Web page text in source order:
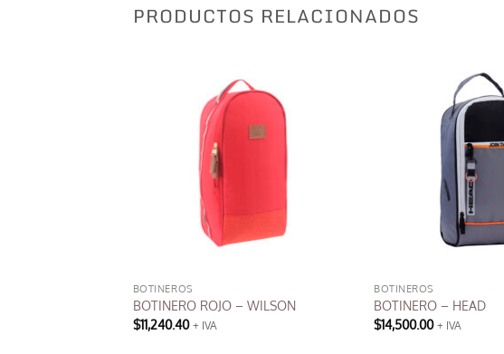
PRODUCTOS RELACIONADOS
BOTINEROS
BOTINERO ROJO – WILSON
$11,240.40 + IVA
BOTINEROS
BOTINERO – HEAD
$14,500.00 + IVA